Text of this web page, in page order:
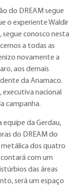
do DREAM segue
o experiente Waldir
conosco nesta
a todas as
novamente a
aos demais
da Anamaco.
nacional
campanha.
equipe da Gerdau,
do DREAM do
dos quatro
com um
das áreas
será um espaço